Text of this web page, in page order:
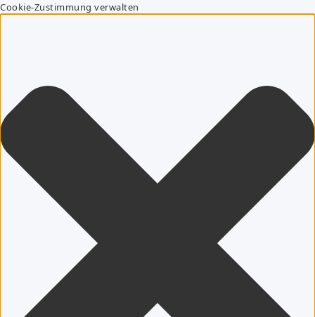
Cookie-Zustimmung verwalten